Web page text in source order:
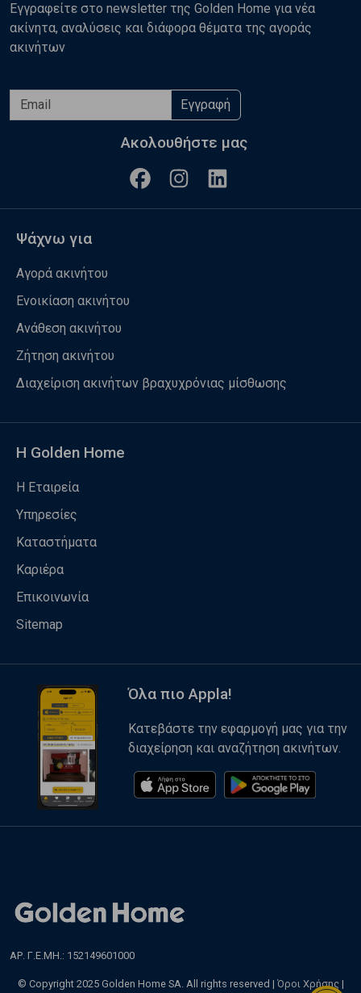
Εγγραφείτε στο newsletter της Golden Home για νέα
ακίνητα, αναλύσεις και διάφορα θέματα της αγοράς
ακινήτων
Εγγραφή
Ακολουθήστε μας
Ψάχνω για
Αγορά ακινήτου
Ενοικίαση ακινήτου
Ανάθεση ακινήτου
Ζήτηση ακινήτου
Διαχείριση ακινήτων βραχυχρόνιας μίσθωσης
Η Golden Home
Η Εταιρεία
Υπηρεσίες
Καταστήματα
Καριέρα
Επικοινωνία
Sitemap
Όλα πιο Appla!
Κατεβάστε την εφαρμογή μας για την
διαχείρηση και αναζήτηση ακινήτων.
ΑΡ. Γ.Ε.ΜΗ.: 152149601000
© Copyright 2025 Golden Home SA. All rights reserved | Όροι Χρήσης |